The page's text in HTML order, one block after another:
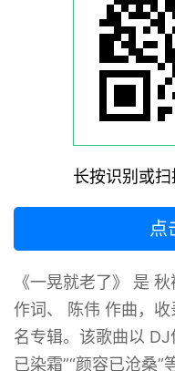
长按识别或
点
《一晃就老了》 是
作词、 陈伟 作曲，
名专辑。该歌曲以
已染霜”“颜容已沧桑